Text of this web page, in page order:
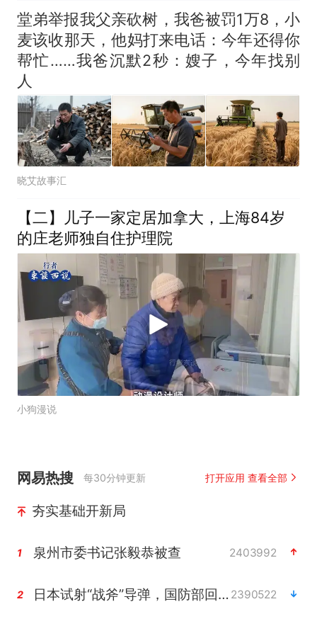
堂弟举报我父亲砍树，我爸被罚1万8，小
麦该收那天，他妈打来电话：今年还得你
帮忙……我爸沉默2秒：嫂子，今年找别
人
晓艾故事汇
【二】儿子一家定居加拿大，上海84岁
的庄老师独自住护理院
小狗漫说
网易热搜 每30分钟更新 打开应用 查看全部
夯实基础开新局
1 泉州市委书记张毅恭被查 2403992
2 日本试射“战斧”导弹，国防部回应 2390522